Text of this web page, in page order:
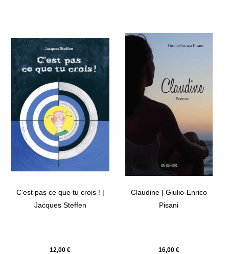
C’est pas ce que tu crois ! |
Jacques Steffen
12,00€
Claudine | Giulio-Enrico
Pisani
16,00 €